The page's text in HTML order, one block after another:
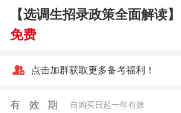
【选调生招录政策全面解读】
免费
点击加群获取更多备考福利！
有效期 自购买日起一年有效